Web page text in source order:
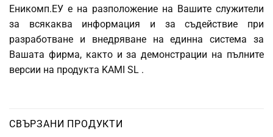
Еникомп.ЕУ е на разположение на Вашите служители
за всякаква информация и за съдействие при
разработване и внедряване на единна система за
Вашата фирма, както и за демонстрации на пълните
версии на продукта KAMI SL .
СВЪРЗАНИ ПРОДУКТИ